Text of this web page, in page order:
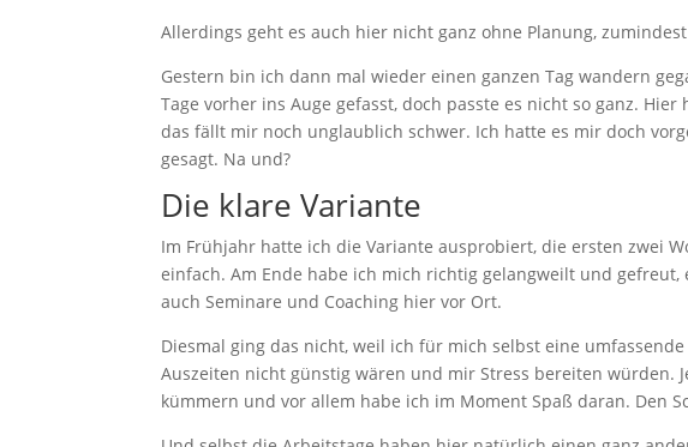
Allerdings geht es auch hier nicht ganz ohne Planung,
Gestern bin ich dann mal wieder einen ganzen Tag wandern
Tage vorher ins Auge gefasst, doch passte es nicht so ganz.
das fällt mir noch unglaublich schwer. Ich hatte es mir doch
gesagt. Na und?
Die klare Variante
Im Frühjahr hatte ich die Variante ausprobiert, die ersten zwei
einfach. Am Ende habe ich mich richtig gelangweilt und
auch Seminare und Coaching hier vor Ort.
Diesmal ging das nicht, weil ich für mich selbst eine
Auszeiten nicht günstig wären und mir Stress bereiten würden.
kümmern und vor allem habe ich im Moment Spaß daran. Den